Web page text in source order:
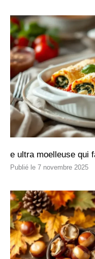
e ultra moelleuse qui
7 novembre 2025